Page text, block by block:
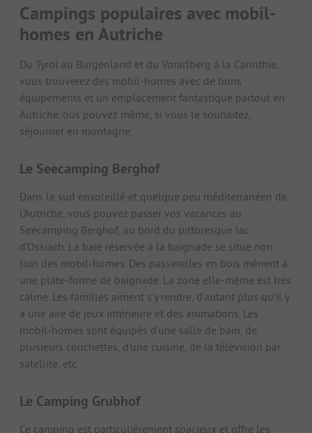
Campings populaires avec mobil-
homes en Autriche
Du Tyrol au Burgenland et du Vorarlberg à la Carinthie,
vous trouverez des mobil-homes avec de bons
équipements et un emplacement fantastique partout en
Autriche. ous pouvez même, si vous le souhaitez,
séjourner en montagne.
Le Seecamping Berghof
Dans le sud ensoleillé et quelque peu méditerranéen de
l'Autriche, vous pouvez passer vos vacances au
Seecamping Berghof, au bord du pittoresque lac
d'Ossiach. La baie réservée à la baignade se situe non
loin des mobil-homes. Des passerelles en bois mènent à
une plate-forme de baignade. La zone elle-même est très
calme. Les familles aiment s'y rendre, d'autant plus qu'il y
a une aire de jeux intérieure et des animations. Les
mobil-homes sont équipés d'une salle de bain, de
plusieurs couchettes, d'une cuisine, de la télévision par
satellite, etc.
Le Camping Grubhof
Ce camping est particulièrement spacieux et offre les